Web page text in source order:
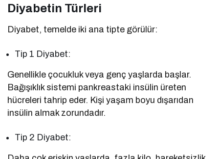
Diyabetin Türleri
Diyabet, temelde iki ana tipte görülür:
Tip 1 Diyabet:
Genellikle çocukluk veya genç yaşlarda başlar.
Bağışıklık sistemi pankreastaki insülin üreten
hücreleri tahrip eder. Kişi yaşam boyu dışarıdan
insülin almak zorundadır.
Tip 2 Diyabet: